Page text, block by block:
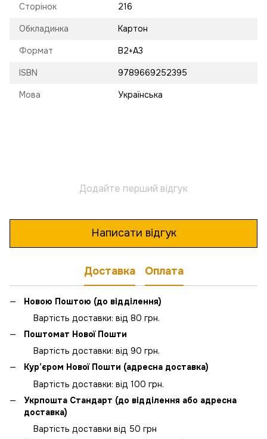
Сторінок 216
Обкладинка Картон
Формат В2+А3
ISBN 9789669252395
Мова Українська
Додайте перший відгук
Написати відгук
Доставка Оплата
Новою Поштою (до відділення)
Вартість доставки: від 80 грн.
Поштомат Нової Пошти
Вартість доставки: від 90 грн.
Кур’єром Нової Пошти (адресна доставка)
Вартість доставки: від 100 грн.
Укрпошта Стандарт (до відділення або адресна
доставка)
Вартість доставки від 50 грн